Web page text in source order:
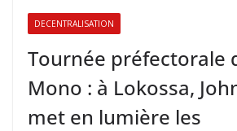
DECENTRALISATION
Tournée préfectorale
Mono : à Lokossa,
met en lumière les